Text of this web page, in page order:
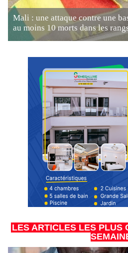
Mali : une attaque contre une
au moins 10 morts dans les
LES ARTICLES LES PLUS